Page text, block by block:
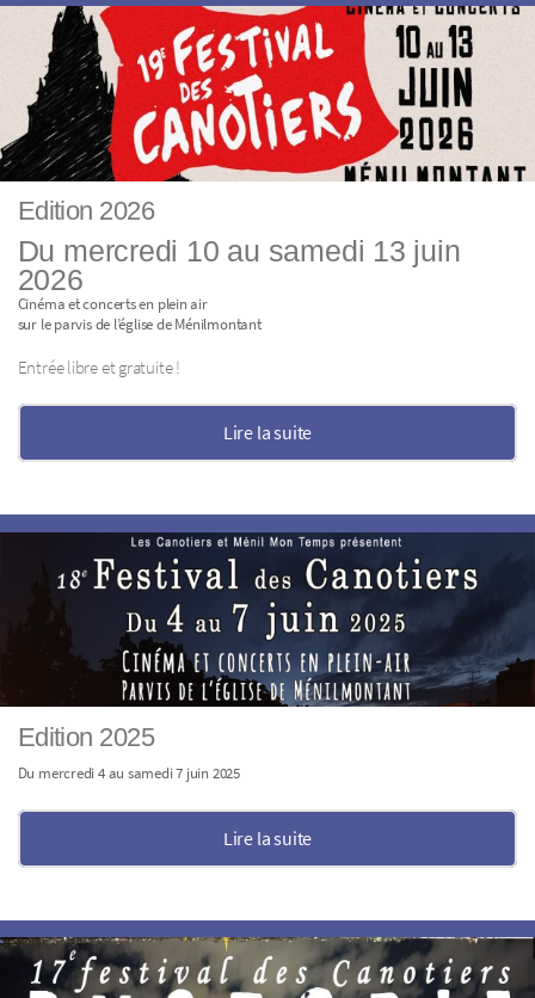
Edition 2026
Du mercredi 10 au samedi 13 juin
2026
Cinéma et concerts en plein air
sur le parvis de l’église de Ménilmontant
Entrée libre et gratuite !
Lire la suite
Edition 2025
Du mercredi 4 au samedi 7 juin 2025
Lire la suite